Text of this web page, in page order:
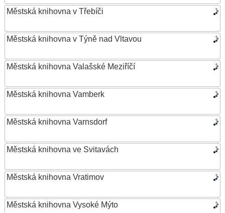
Městská knihovna v Třebíči
Městská knihovna v Týně nad Vltavou
Městská knihovna Valašské Meziříčí
Městská knihovna Vamberk
Městská knihovna Varnsdorf
Městská knihovna ve Svitavách
Městská knihovna Vratimov
Městská knihovna Vysoké Mýto